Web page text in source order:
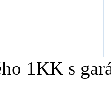
1KK s